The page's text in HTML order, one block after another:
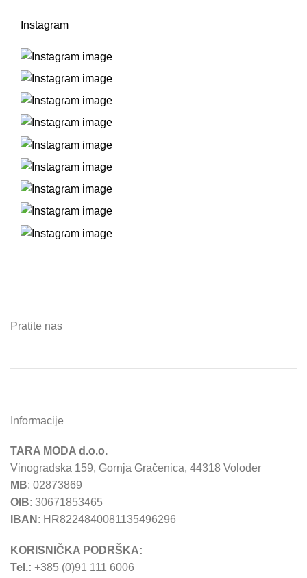
Instagram
Pratite nas
Informacije
TARA MODA d.o.o.
Vinogradska 159, Gornja Gračenica, 44318 Voloder
MB: 02873869
OIB: 30671853465
IBAN : HR8224840081135496296
KORISNIČKA PODRŠKA:
Tel.: +385 (0)91 111 6006